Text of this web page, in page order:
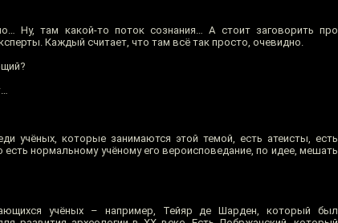
Ну, там какой-то поток сознания… А стоит заговорить про
Каждый считает, что там всё так просто, очевидно.
учёных, которые занимаются этой темой, есть атеисты, есть
нормальному учёному его вероисповедание, по идее, мешать
учёных – например, Тейяр де Шарден, который был